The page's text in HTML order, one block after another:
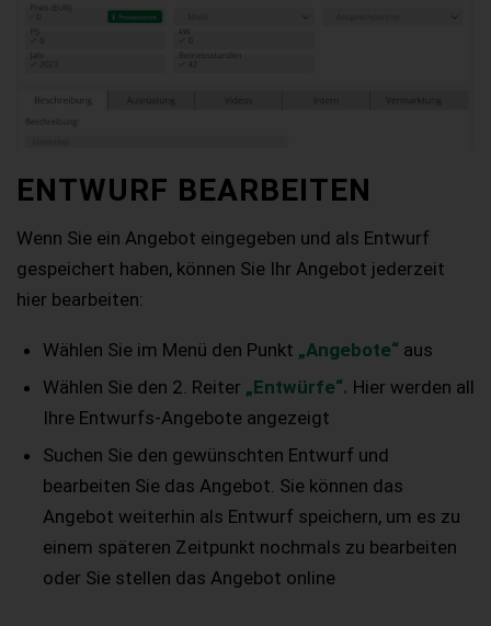
ENTWURF BEARBEITEN
Wenn Sie ein Angebot eingegeben und als Entwurf
gespeichert haben, können Sie Ihr Angebot jederzeit
hier bearbeiten:
Wählen Sie im Menü den Punkt „Angebote“ aus
Wählen Sie den 2. Reiter „Entwürfe“. Hier werden all
Ihre Entwurfs-Angebote angezeigt
Suchen Sie den gewünschten Entwurf und
bearbeiten Sie das Angebot. Sie können das
Angebot weiterhin als Entwurf speichern, um es zu
einem späteren Zeitpunkt nochmals zu bearbeiten
oder Sie stellen das Angebot online